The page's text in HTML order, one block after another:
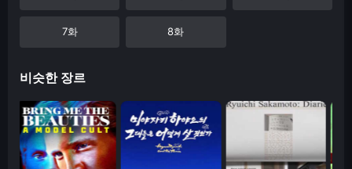
7화 8화
비슷한 장르